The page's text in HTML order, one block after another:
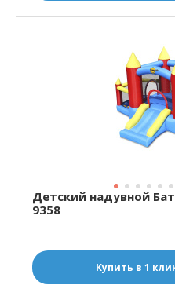
Детский надувной
9358
Купить в 1